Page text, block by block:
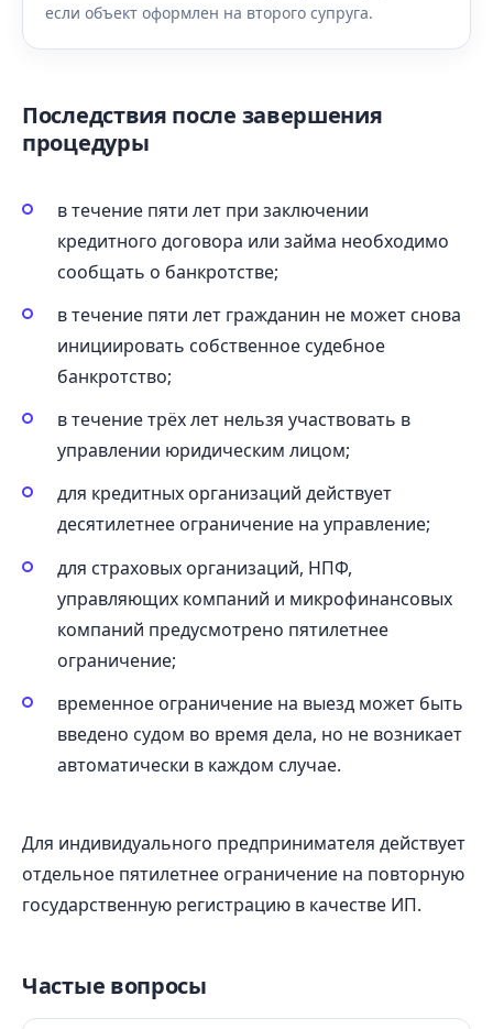
если объект оформлен на второго супруга.
Последствия после завершения
процедуры
в течение пяти лет при заключении
кредитного договора или займа необходимо
сообщать о банкротстве;
в течение пяти лет гражданин не может снова
инициировать собственное судебное
банкротство;
в течение трёх лет нельзя участвовать в
управлении юридическим лицом;
для кредитных организаций действует
десятилетнее ограничение на управление;
для страховых организаций, НПФ,
управляющих компаний и микрофинансовых
компаний предусмотрено пятилетнее
ограничение;
временное ограничение на выезд может быть
введено судом во время дела, но не возникает
автоматически в каждом случае.
Для индивидуального предпринимателя действует
отдельное пятилетнее ограничение на повторную
государственную регистрацию в качестве ИП.
Частые вопросы